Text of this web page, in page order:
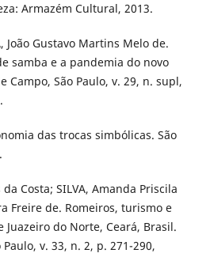
Armazém Cultural, 2013.
João Gustavo Martins Melo de.
samba e a pandemia do novo
Campo, São Paulo, v. 29, n. supl,
das trocas simbólicas. São
Costa; SILVA, Amanda Priscila
Freire de. Romeiros, turismo e
Juazeiro do Norte, Ceará, Brasil.
v. 33, n. 2, p. 271-290,